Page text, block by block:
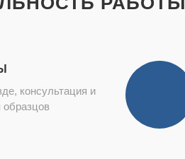
консультация и
образцов